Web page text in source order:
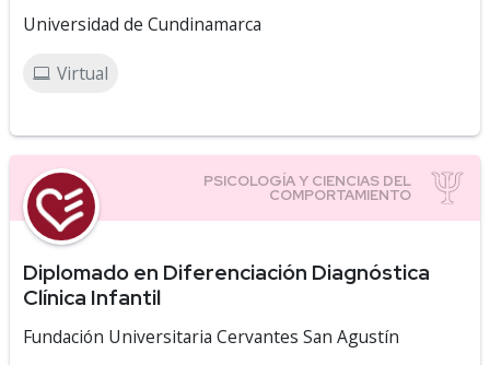
Universidad de Cundinamarca
Virtual
Diplomado en Diferenciación Diagnóstica
Clínica Infantil
Fundación Universitaria Cervantes San Agustín